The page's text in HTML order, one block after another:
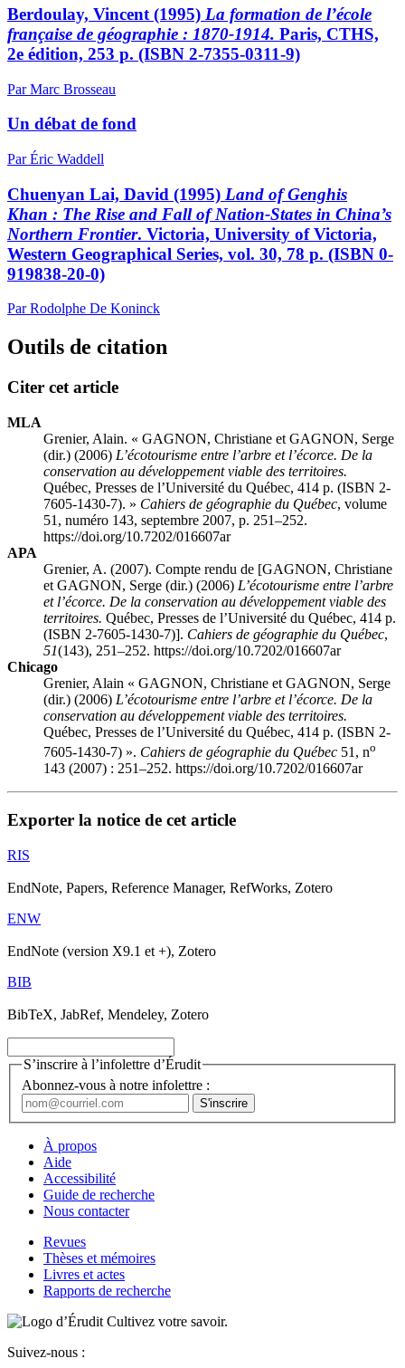
Berdoulay, Vincent (1995) La formation de l’école
française de géographie : 1870-1914. Paris, CTHS,
2e édition, 253 p. (ISBN 2-7355-0311-9)
Par Marc Brosseau
Un débat de fond
Par Éric Waddell
Chuenyan Lai, David (1995) Land of Genghis
Khan : The Rise and Fall of Nation-States in China’s
Northern Frontier. Victoria, University of Victoria,
Western Geographical Series, vol. 30, 78 p. (ISBN 0-
919838-20-0)
Par Rodolphe De Koninck
Outils de citation
Citer cet article
MLA
Grenier, Alain. « GAGNON, Christiane et GAGNON, Serge
(dir.) (2006) L’écotourisme entre l’arbre et l’écorce. De la
conservation au développement viable des territoires.
Québec, Presses de l’Université du Québec, 414 p. (ISBN 2-
7605-1430-7). » Cahiers de géographie du Québec, volume
51, numéro 143, septembre 2007, p. 251–252.
https://doi.org/10.7202/016607ar
APA
Grenier, A. (2007). Compte rendu de [GAGNON, Christiane
et GAGNON, Serge (dir.) (2006) L’écotourisme entre l’arbre
et l’écorce. De la conservation au développement viable des
territoires. Québec, Presses de l’Université du Québec, 414 p.
(ISBN 2-7605-1430-7)]. Cahiers de géographie du Québec,
51(143), 251–252. https://doi.org/10.7202/016607ar
Chicago
Grenier, Alain « GAGNON, Christiane et GAGNON, Serge
(dir.) (2006) L’écotourisme entre l’arbre et l’écorce. De la
conservation au développement viable des territoires.
Québec, Presses de l’Université du Québec, 414 p. (ISBN 2-
7605-1430-7) ». Cahiers de géographie du Québec 51, no
143 (2007) : 251–252. https://doi.org/10.7202/016607ar
Exporter la notice de cet article
RIS
EndNote, Papers, Reference Manager, RefWorks, Zotero
ENW
EndNote (version X9.1 et +), Zotero
BIB
BibTeX, JabRef, Mendeley, Zotero
S’inscrire à l’infolettre d’Érudit
Abonnez-vous à notre infolettre :
À propos
Aide
Accessibilité
Guide de recherche
Nous contacter
Revues
Thèses et mémoires
Livres et actes
Rapports de recherche
Cultivez votre savoir.
Suivez-nous :